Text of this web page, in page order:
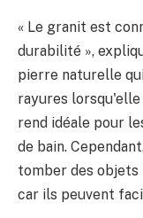
« Le granit est
durabilité »,
pierre naturelle
rayures
rend idéale pour
de bain.
tomber des objets
car ils peuvent